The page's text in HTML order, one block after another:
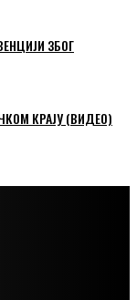
ЗБОГ
КРАЈУ (ВИДЕО)